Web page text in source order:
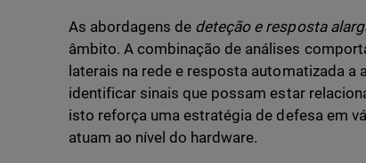
As abordagens de deteção e resposta
âmbito. A combinação de análises
laterais na rede e resposta automatizada
identificar sinais que possam estar
isto reforça uma estratégia de defesa em
atuam ao nível do hardware.